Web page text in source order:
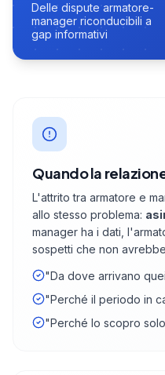
Delle dispute armatore-
manager riconducibili a
gap informativi
Quando la
L'attrito tra armatore e
allo stesso problema:
manager ha i dati,
sospetti che non
"Da dove arrivano
"Perché il periodo in
"Perché lo scopro